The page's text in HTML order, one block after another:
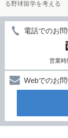
る野球留学を考える
電話でのお
営業時
Webでのお